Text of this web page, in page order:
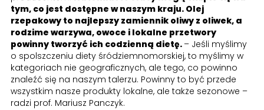
tym, co jest dostępne w naszym kraju. Olej
rzepakowy to najlepszy zamiennik oliwy z oliwek, a
rodzime warzywa, owoce i lokalne przetwory
powinny tworzyć ich codzienną dietę. – Jeśli myślimy
o spolszczeniu diety śródziemnomorskiej, to myślimy w
kategoriach nie geograficznych, ale tego, co powinno
znaleźć się na naszym talerzu. Powinny to być przede
wszystkim nasze produkty lokalne, ale także sezonowe –
radzi prof. Mariusz Panczyk.